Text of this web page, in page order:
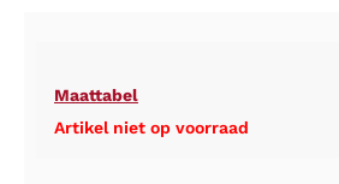
Maattabel
Artikel niet op voorraad